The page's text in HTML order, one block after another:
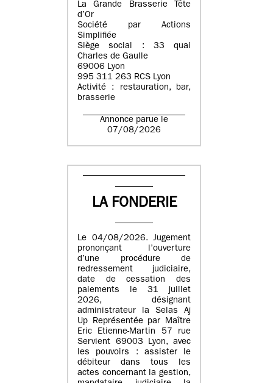
La Grande Brasserie Tête
d’Or
Société par Actions
Simplifiée
Siège social : 33 quai
Charles de Gaulle
69006 Lyon
995 311 263 RCS Lyon
Activité : restauration, bar,
brasserie
Annonce parue le
07/08/2026
LA FONDERIE
Le 04/08/2026. Jugement
prononçant l’ouverture
d’une procédure de
redressement judiciaire,
date de cessation des
paiements le 31 juillet
2026, désignant
administrateur la Selas Aj
Up Représentée par Maître
Eric Etienne-Martin 57 rue
Servient 69003 Lyon, avec
les pouvoirs : assister le
débiteur dans tous les
actes concernant la gestion,